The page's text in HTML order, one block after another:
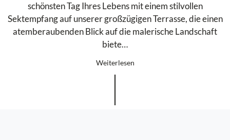
schönsten Tag Ihres Lebens mit einem stilvollen
Sektempfang auf unserer großzügigen Terrasse, die einen
atemberaubenden Blick auf die malerische Landschaft
biete…
Weiterlesen